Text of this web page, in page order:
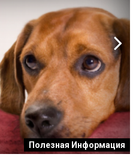
Полезная Информация